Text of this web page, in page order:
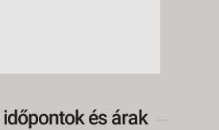
és árak